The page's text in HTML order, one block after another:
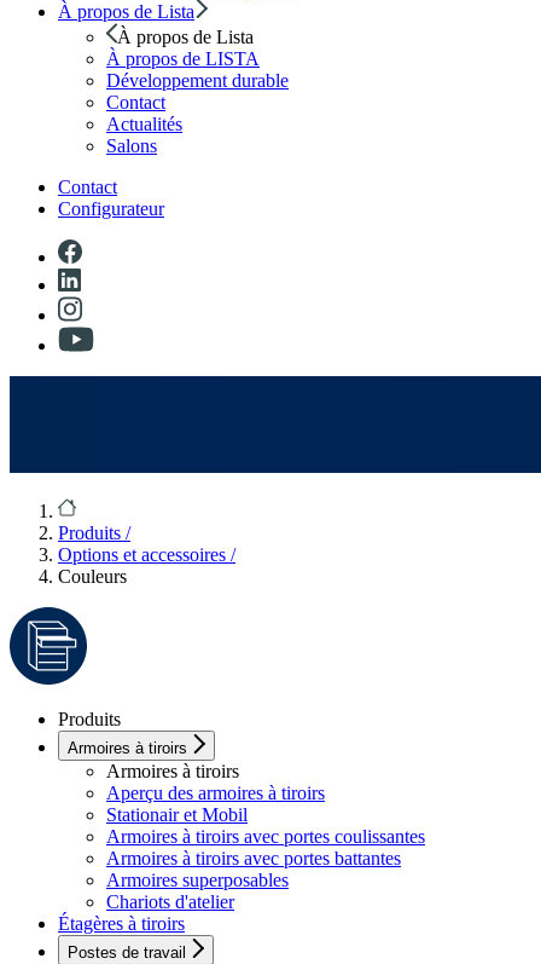
À propos de Lista
À propos de Lista
À propos de LISTA
Développement durable
Contact
Actualités
Salons
Contact
Configurateur
Produits /
Options et accessoires /
Couleurs
Produits
Armoires à tiroirs
Armoires à tiroirs
Aperçu des armoires à tiroirs
Stationair et Mobil
Armoires à tiroirs avec portes coulissantes
Armoires à tiroirs avec portes battantes
Armoires superposables
Chariots d'atelier
Étagères à tiroirs
Postes de travail